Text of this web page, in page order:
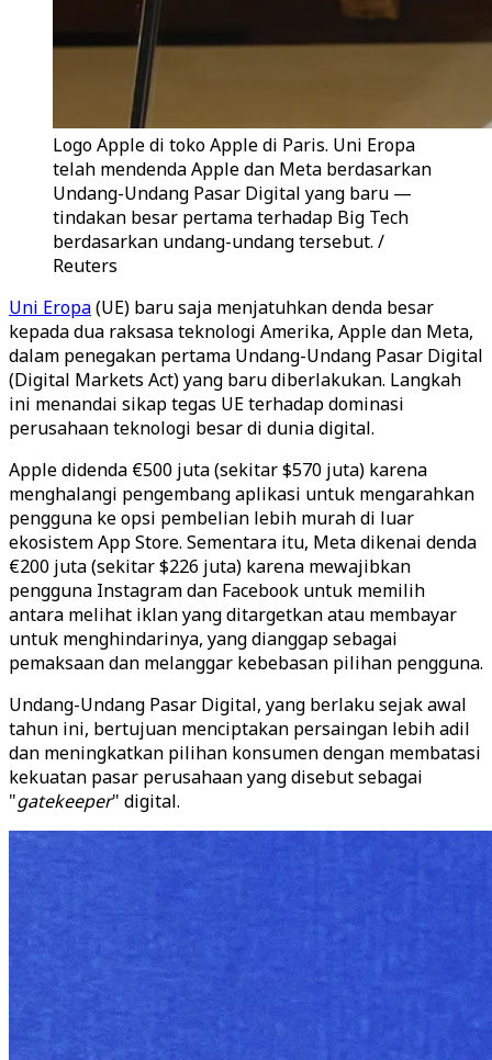
Logo Apple di toko Apple di Paris. Uni Eropa
telah mendenda Apple dan Meta berdasarkan
Undang-Undang Pasar Digital yang baru —
tindakan besar pertama terhadap Big Tech
berdasarkan undang-undang tersebut. /
Reuters
Uni Eropa(UE) baru saja menjatuhkan denda besar
kepada dua raksasa teknologi Amerika, Apple dan Meta,
dalam penegakan pertama Undang-Undang Pasar Digital
(Digital Markets Act) yang baru diberlakukan. Langkah
ini menandai sikap tegas UE terhadap dominasi
perusahaan teknologi besar di dunia digital.
Apple didenda €500 juta (sekitar $570 juta) karena
menghalangi pengembang aplikasi untuk mengarahkan
pengguna ke opsi pembelian lebih murah di luar
ekosistem App Store. Sementara itu, Meta dikenai denda
€200 juta (sekitar $226 juta) karena mewajibkan
pengguna Instagram dan Facebook untuk memilih
antara melihat iklan yang ditargetkan atau membayar
untuk menghindarinya, yang dianggap sebagai
pemaksaan dan melanggar kebebasan pilihan pengguna.
Undang-Undang Pasar Digital, yang berlaku sejak awal
tahun ini, bertujuan menciptakan persaingan lebih adil
dan meningkatkan pilihan konsumen dengan membatasi
kekuatan pasar perusahaan yang disebut sebagai
"gatekeeper" digital.